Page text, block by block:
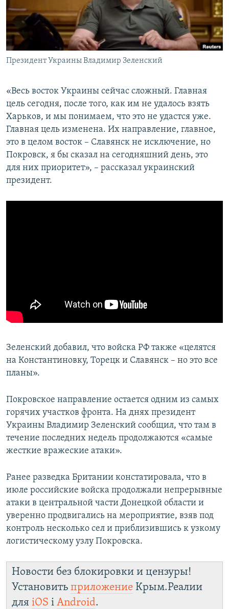
ПОБЕДИТЕЛЕЙ НЕ СУДЯТ?
КРЫМ.НЕПОКОРЕННЫЙ
ELIFBE
УКРАИНСКАЯ ПРОБЛЕМА КРЫМА
ПРИСОЕДИНЯЙТЕСЬ!
Президент Украины Владимир Зеленский
«Весь восток Украины сейчас сложный. Главная
цель сегодня, после того, как им не удалось взять
Харьков, и мы понимаем, что это не удастся уже.
Главная цель изменена. Их направление, главное,
это в целом восток – Славянск не исключение, но
Покровск, я бы сказал на сегодняшний день, это
для них приоритет», – рассказал украинский
президент.
Зеленский добавил, что войска РФ также «целятся
на Константиновку, Торецк и Славянск – но это все
планы».
Покровское направление остается одним из самых
горячих участков фронта. На днях президент
Украины Владимир Зеленский сообщил, что там в
течение последних недель продолжаются «самые
жесткие вражеские атаки».
Ранее разведка Британии констатировала, что в
июле российские войска продолжали непрерывные
атаки в центральной части Донецкой области и
уверенно продвигались на мероприятие, взяв под
контроль несколько сел и приблизившись к узкому
логистическому узлу Покровска.
Новости без блокировки и цензуры!
Установить приложение Крым.Реалии
для iOS і Android.